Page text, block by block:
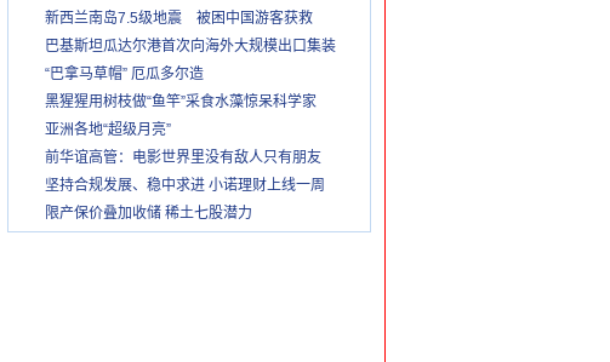
新西兰南岛7.5级地震 被困中国游客获救
巴基斯坦瓜达尔港首次向海外大规模出口集装
“巴拿马草帽” 厄瓜多尔造
黑猩猩用树枝做“鱼竿”采食水藻惊呆科学家
亚洲各地“超级月亮”
前华谊高管：电影世界里没有敌人只有朋友
坚持合规发展、稳中求进 小诺理财上线一周
限产保价叠加收储 稀土七股潜力